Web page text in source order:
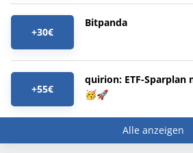
+30€
Bitpanda
+55€
quirion: ETF-Sparplan
🥳🚀
Alle anzeigen